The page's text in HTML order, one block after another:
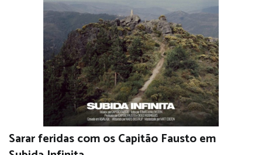
Sarar feridas com os Capitão Fausto em